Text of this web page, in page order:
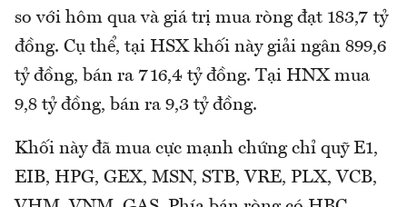
so với hôm qua và giá trị mua ròng đạt 183,7 tỷ
đồng. Cụ thể, tại HSX khối này giải ngân 899,6
tỷ đồng, bán ra 716,4 tỷ đồng. Tại HNX mua
9,8 tỷ đồng, bán ra 9,3 tỷ đồng.
Khối này đã mua cực mạnh chứng chỉ quỹ E1,
EIB, HPG, GEX, MSN, STB, VRE, PLX, VCB,